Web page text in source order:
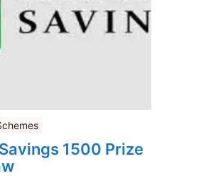
1500 Prize